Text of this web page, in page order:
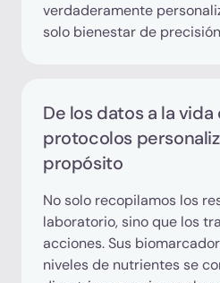
verdaderamente
solo bienestar de
De los datos a la
protocolos
propósito
No solo recopilamos los
laboratorio, sino que los
acciones. Sus
niveles de nutrientes se